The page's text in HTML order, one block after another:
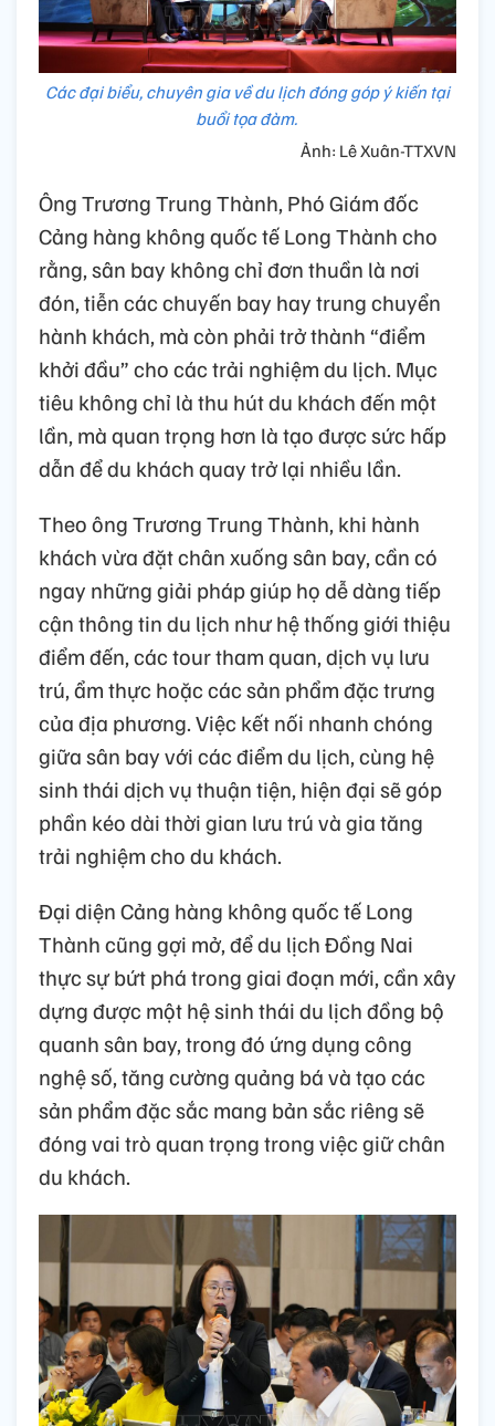
Các đại biểu, chuyên gia về du lịch đóng góp ý kiến tại
buổi tọa đàm.
Ảnh: Lê Xuân-TTXVN
Ông Trương Trung Thành, Phó Giám đốc
Cảng hàng không quốc tế Long Thành cho
rằng, sân bay không chỉ đơn thuần là nơi
đón, tiễn các chuyến bay hay trung chuyển
hành khách, mà còn phải trở thành “điểm
khởi đầu” cho các trải nghiệm du lịch. Mục
tiêu không chỉ là thu hút du khách đến một
lần, mà quan trọng hơn là tạo được sức hấp
dẫn để du khách quay trở lại nhiều lần.
Theo ông Trương Trung Thành, khi hành
khách vừa đặt chân xuống sân bay, cần có
ngay những giải pháp giúp họ dễ dàng tiếp
cận thông tin du lịch như hệ thống giới thiệu
điểm đến, các tour tham quan, dịch vụ lưu
trú, ẩm thực hoặc các sản phẩm đặc trưng
của địa phương. Việc kết nối nhanh chóng
giữa sân bay với các điểm du lịch, cùng hệ
sinh thái dịch vụ thuận tiện, hiện đại sẽ góp
phần kéo dài thời gian lưu trú và gia tăng
trải nghiệm cho du khách.
Đại diện Cảng hàng không quốc tế Long
Thành cũng gợi mở, để du lịch Đồng Nai
thực sự bứt phá trong giai đoạn mới, cần xây
dựng được một hệ sinh thái du lịch đồng bộ
quanh sân bay, trong đó ứng dụng công
nghệ số, tăng cường quảng bá và tạo các
sản phẩm đặc sắc mang bản sắc riêng sẽ
đóng vai trò quan trọng trong việc giữ chân
du khách.